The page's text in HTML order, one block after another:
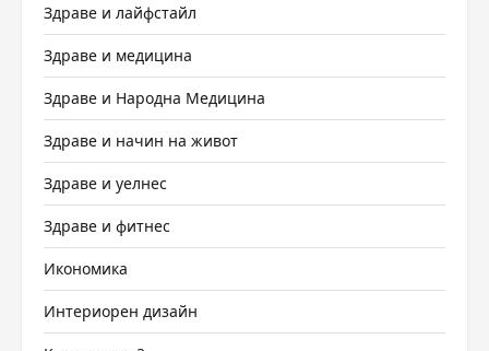
Здраве и лайфстайл
Здраве и медицина
Здраве и Народна Медицина
Здраве и начин на живот
Здраве и уелнес
Здраве и фитнес
Икономика
Интериорен дизайн